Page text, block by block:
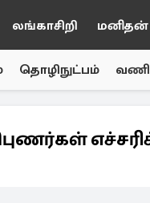
லங்காசிறி மனிதன்
தொழிநுட்பம்